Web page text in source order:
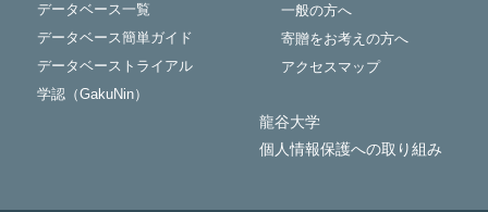
データベース一覧
データベース簡単ガイド
データベーストライアル
学認（GakuNin）
一般の方へ
寄贈をお考えの方へ
アクセスマップ
龍谷大学
個人情報保護への取り組み